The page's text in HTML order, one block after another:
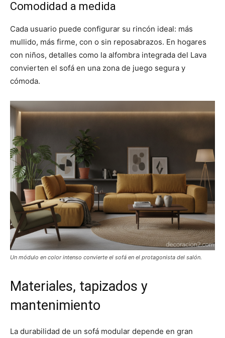
Comodidad a medida
Cada usuario puede configurar su rincón ideal: más
mullido, más firme, con o sin reposabrazos. En hogares
con niños, detalles como la alfombra integrada del Lava
convierten el sofá en una zona de juego segura y
cómoda.
Un módulo en color intenso convierte el sofá en el protagonista del salón.
Materiales, tapizados y
mantenimiento
La durabilidad de un sofá modular depende en gran